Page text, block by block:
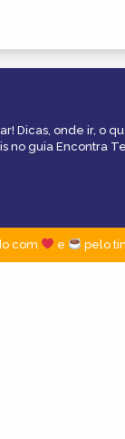
Dicas, onde ir, o
no guia Encontra
com e pelo